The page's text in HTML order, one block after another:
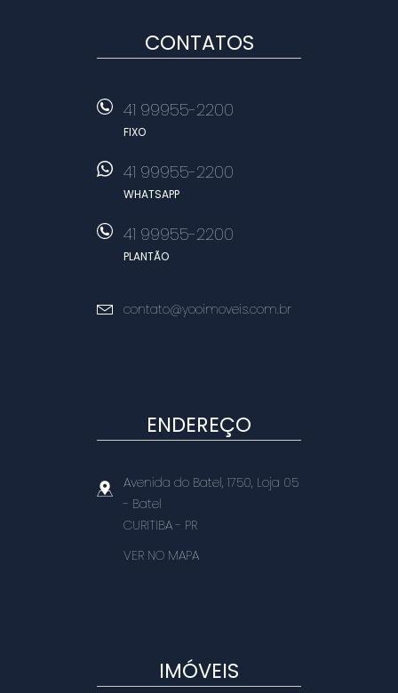
CONTATOS
41 99955-2200
FIXO
41 99955-2200
WHATSAPP
41 99955-2200
PLANTÃO
contato@yooimoveis.com.br
ENDEREÇO
Avenida do Batel, 1750, Loja 05
- Batel
CURITIBA- PR
VER NO MAPA
IMÓVEIS